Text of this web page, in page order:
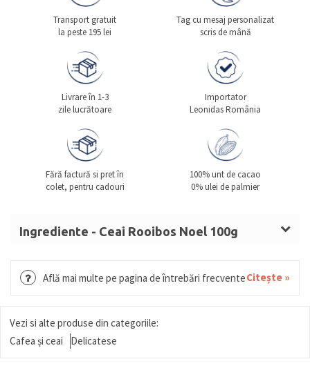
Transport gratuit
la peste 195 lei
Tag cu mesaj personalizat
scris de mână
Livrare în 1-3
zile lucrătoare
Importator
Leonidas România
Fără factură si pret în
colet, pentru cadouri
100% unt de cacao
0% ulei de palmier
Ingrediente - Ceai Rooibos Noel 100g
roz, bucăți de ghimbir, cuișoare), coajă de portocală,
Află mai multe pe pagina de întrebări frecventeCitește »
Vezi si alte produse din categoriile:
Cafea și ceai
Delicatese